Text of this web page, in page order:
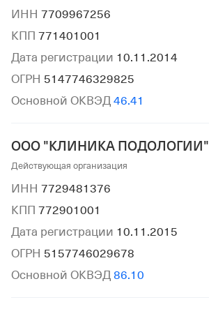
ИНН 7709967256
КПП 771401001
Дата регистрации 10.11.2014
ОГРН 5147746329825
Основной ОКВЭД 46.41
ООО "КЛИНИКА ПОДОЛОГИИ"
Действующая организация
ИНН 7729481376
КПП 772901001
Дата регистрации 10.11.2015
ОГРН 5157746029678
Основной ОКВЭД 86.10